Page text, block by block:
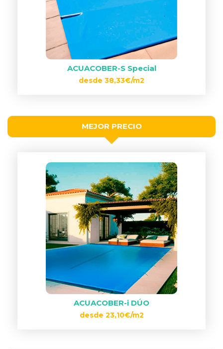
ACUACOBER-S Special
desde 38,33€/m2
MEJOR PRECIO
ACUACOBER-i DÚO
desde 23,10€/m2